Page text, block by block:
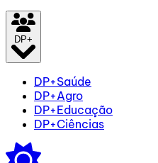
DP+
DP+Saúde
DP+Agro
DP+Educação
DP+Ciências